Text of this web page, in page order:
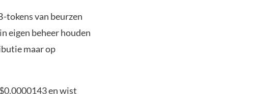
tokens van beurzen
eigen beheer houden
maar op
en wist